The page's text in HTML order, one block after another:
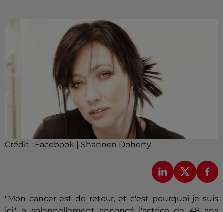
Crédit : Facebook | Shannen Doherty
"Mon cancer est de retour, et c'est pourquoi je suis